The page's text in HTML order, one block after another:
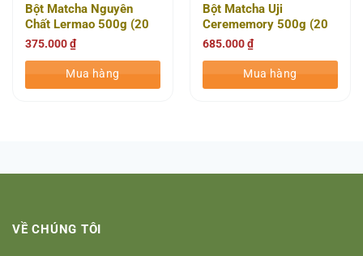
Bột Matcha Nguyên
Chất Lermao 500g (20
Gói/Thùng)
375.000₫
Mua hàng
Bột Matcha Uji
Cerememory 500g (20
Gói/Thùng)
685.000₫
Mua hàng
VỀ CHÚNG TÔI